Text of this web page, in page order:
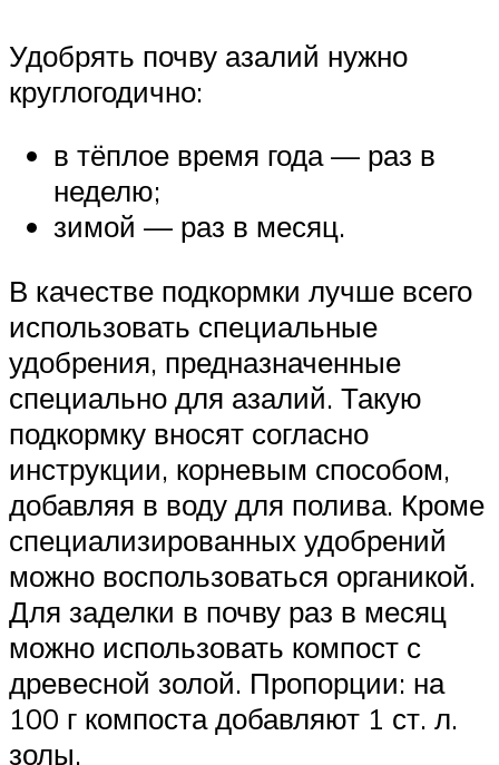
Удобрять почву азалий нужно
круглогодично:
в тёплое время года — раз в
неделю;
зимой — раз в месяц.
В качестве подкормки лучше всего
использовать специальные
удобрения, предназначенные
специально для азалий. Такую
подкормку вносят согласно
инструкции, корневым способом,
добавляя в воду для полива. Кроме
специализированных удобрений
можно воспользоваться органикой.
Для заделки в почву раз в месяц
можно использовать компост с
древесной золой. Пропорции: на
100 г компоста добавляют 1 ст. л.
золы.